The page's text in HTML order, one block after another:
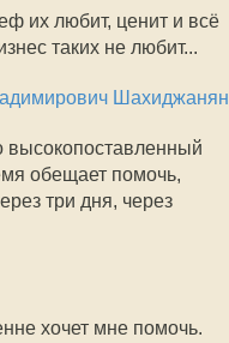
их любит, ценит и всё
таких не любит...
Шахиджанян
высокопоставленный
обещает помочь,
три дня, через
хочет мне помочь.